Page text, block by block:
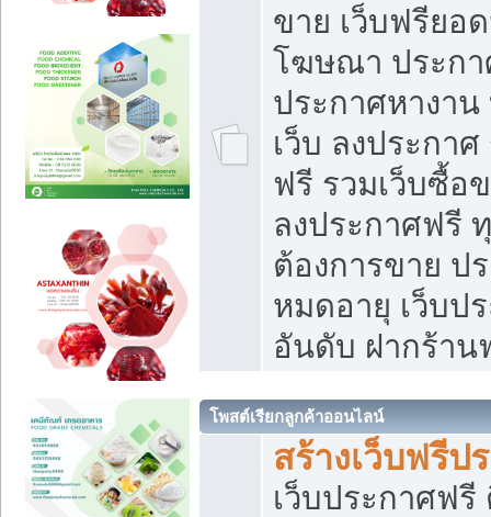
ขาย เว็บฟรียอ
โฆษณา ประกา
ประกาศหางา
เว็บ ลงประกา
ฟรี รวมเว็บซื้อ
ลงประกาศฟรี
ต้องการขาย ป
หมดอายุ เว็บป
อันดับ ฝากร้าน
โพสต์เรียกลูกค้าออนไลน์
สร้างเว็บฟรีป
เว็บประกาศฟ